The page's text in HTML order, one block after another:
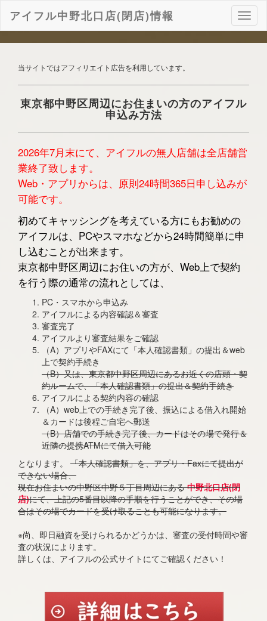
ナ
ビ
ゲ
ン
アイフル中野北口店(閉店)情報
当サイトではアフィリエイト広告を利用しています。
東京都中野区周辺にお住まいの方のアイフル
申込み方法
2026年7月末にて、アイフルの無人店舗は全店舗営
業終了致します。
Web・アプリからは、原則24時間365日申し込みが
可能です。
初めてキャッシングを考えている方にもお勧めの
アイフルは、PCやスマホなどから24時間簡単に申
し込むことが出来ます。
東京都中野区周辺にお住いの方が、Web上で契約
を行う際の通常の流れとしては、
PC・スマホから申込み
アイフルによる内容確認＆審査
審査完了
アイフルより審査結果をご確認
（A）アプリやFAXにて「本人確認書類」の提出＆web
上で契約手続き
（B）又は、東京都中野区周辺にあるお近くの店頭・契
約ルームで、「本人確認書類」の提出＆契約手続き
アイフルによる契約内容の確認
（A）web上での手続き完了後、振込による借入れ開始
＆カードは後程ご自宅へ郵送
（B）店舗での手続き完了後、カードはその場で発行＆
近隣の提携ATMにて借入可能
となります。 「本人確認書類」を、アプリ・Faxにて提出が
できない場合、
現在お住まいの中野区中野５丁目周辺にある中野北口店(閉
店)にて、上記の5番目以降の手順を行うことができ、その場
合はその場でカードを受け取ることも可能になります。
※尚、即日融資を受けられるかどうかは、審査の受付時間や審
査の状況によります。
詳しくは、アイフルの公式サイトにてご確認ください！